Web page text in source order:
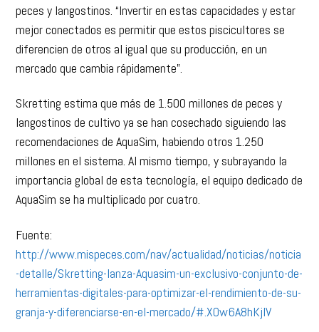
peces y langostinos. “Invertir en estas capacidades y estar
mejor conectados es permitir que estos piscicultores se
diferencien de otros al igual que su producción, en un
mercado que cambia rápidamente”.
Skretting estima que más de 1.500 millones de peces y
langostinos de cultivo ya se han cosechado siguiendo las
recomendaciones de AquaSim, habiendo otros 1.250
millones en el sistema. Al mismo tiempo, y subrayando la
importancia global de esta tecnología, el equipo dedicado de
AquaSim se ha multiplicado por cuatro.
Fuente:
http://www.mispeces.com/nav/actualidad/noticias/noticia
-detalle/Skretting-lanza-Aquasim-un-exclusivo-conjunto-de-
herramientas-digitales-para-optimizar-el-rendimiento-de-su-
granja-y-diferenciarse-en-el-mercado/#.XOw6A8hKjIV